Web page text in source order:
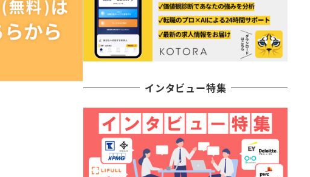
インタビュー特集